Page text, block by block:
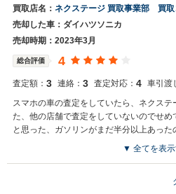
買取店名： ネクステージ 買取事業部 買取
売却した車：ダイハツソニカ
売却時期：2023年3月
総合評価 4
査定額： 3 連絡： 3 査定対応： 4 車引渡
スマホの車の査定をしていたら、ネクス
た、他の店舗で査定をしていないのでせ
と思った、ガソリンがまだ半分以上あった
買取店からの返信
お世話になっております。 株式会社ネ
▼ 全てを表示